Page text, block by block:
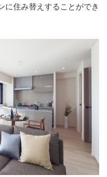
に住み替えすることができ